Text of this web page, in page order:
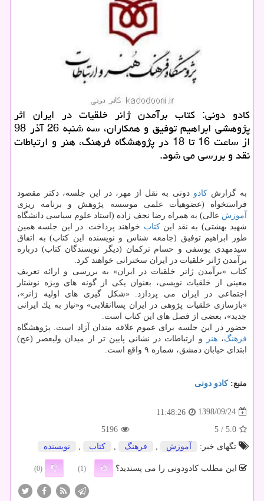
كادو دونی: كتاب برآمدن ژانر خلقیات در ایران اثر
پژوهشی ابراهیم توفیق و همكاران، سه شنبه 26 آذر 98
از ساعت 16 تا 18 در پژوهشگاه فرهنگ، هنر و ارتباطات
نقد و بررسی می ‎شود.
به گزارشكادو دونی به نقل از مهر، در این جلسه، دكتر مقصود
فراستخواه (عضوهیأت علمی موسسه پژوهش و برنامه ریزی
آموزش عالی) به همراه رضا نجف زاده (استاد علوم سیاسی دانشگاه
شهید بهشتی) به نقد اینكتاب خواهند پرداخت. در این جلسه همین
طور ابراهیم توفیق (جامعه شناس و نویسنده این كتاب) به اتفاق
سیدمهدی یوسفی و حسام تركمان (دیگر نویسندگان كتاب) درباره
برآمدن ژانر خلقیات در ایران سخنرانی خواهند كرد.
كتاب «برآمدن ژانر خلقیات در ایران» به بررسی و ارائه تعریف
معینی از خلقیات نویسی، بعنوان یكی از گونه های ویژه نوشتار
اجتماعی در ایران می پردازد. «شكل گیری های اولیه ژانر»،
«بازسازی خلقیات پژوهی در ایران پساانقلابی» و«نیاز به یك ایرانی
جدید»، بعضی از فصل های این كتاب است.
حضور در این جلسه برای عموم علاقه مندان آزاد است. پژوهشگاه
فرهنگ،هنر
و ارتباطات در نشانی پایین تر از میدان ولیعصر (عج)
ابتدای خیابان دمشق، شماره ۹ واقع است.
منبع:كادو دونی
1398/09/24
11:48:26
5.0
/ 5
5196
تگهای خبر:
آموزش , فرهنگ , كتاب , نویسنده
این مطلب کادودونی را می پسندید؟ (1)
(0)